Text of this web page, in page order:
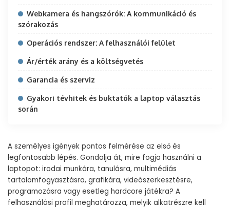
Webkamera és hangszórók: A kommunikáció és
szórakozás
Operációs rendszer: A felhasználói felület
Ár/érték arány és a költségvetés
Garancia és szerviz
Gyakori tévhitek és buktatók a laptop választás
során
A személyes igények pontos felmérése az első és
legfontosabb lépés. Gondolja át, mire fogja használni a
laptopot: irodai munkára, tanulásra, multimédiás
tartalomfogyasztásra, grafikára, videószerkesztésre,
programozásra vagy esetleg hardcore játékra? A
felhasználási profil meghatározza, melyik alkatrészre kell